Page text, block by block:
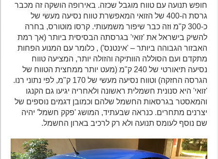
חופש תנועה עם טווח מוגבל שכזה. באירופה הושקה זה מכבר
גרסת ה-400 של הזואי המאפשרת טווח נסיעה מעשי של
כ-300 ק"מ וזה כבר שיפור משמעותי. קרסו מוטורס, בחרה
להשיק בישראל את 'זואי' בגרסתה הבסיסית ביותר (אך רמת
האבזור הגבוהה ביותר – 'אינטנס') , כלומר עם המנוע הפחות
מתקדם ועם הסוללה הוותיקה והזולה יותר, המציעה טווח
נסיעה תיאורטי של 240 ק"מ (מעט יותר ממחצית הטווח של
הגרסה החזקה) וטווח נסיעה מעשי של 170 ק"מ, לפי נתוני רנו.
'זואי' היא סנונית חשמלית ראשונה ולאחריה יגיעו גם הקנגו
והמאסטר בגרסאות החשמל שלהם וכמובן דגמים נוספים של
יצרנים מתחרים. כנראה שבעתיד, המושג 'פקק חשמל' יהיה
שם נוסף לעומס תנועה ולא רק לרכיב בארון החשמל.